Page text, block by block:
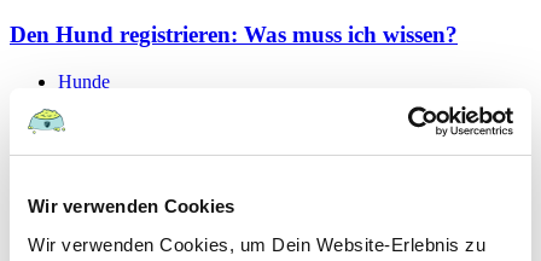
Wir verwenden Cookies
Wir verwenden Cookies, um Dein Website-Erlebnis zu
Den Hund registrieren: Was muss ich wissen?
Hunde
In welchem Alter gibt man Welpen ab?